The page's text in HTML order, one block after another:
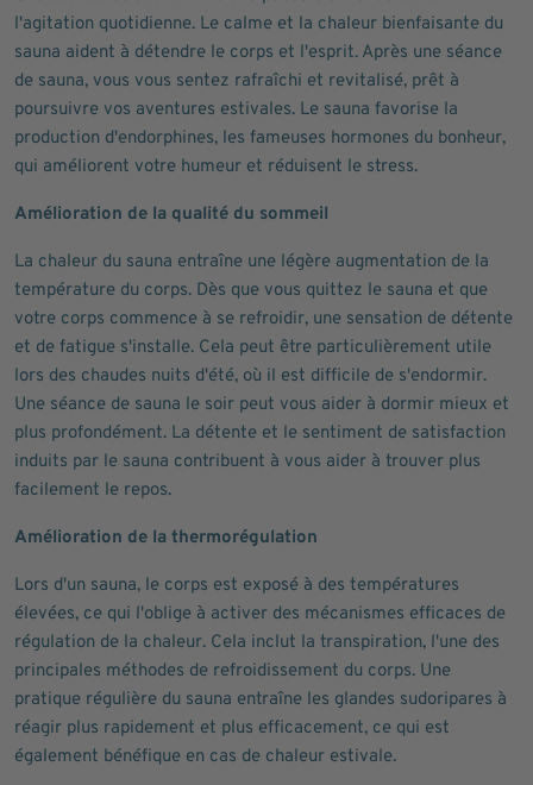
l'agitation quotidienne. Le calme et la chaleur bienfaisante du
sauna aident à détendre le corps et l'esprit. Après une séance
de sauna, vous vous sentez rafraîchi et revitalisé, prêt à
poursuivre vos aventures estivales. Le sauna favorise la
production d'endorphines, les fameuses hormones du bonheur,
qui améliorent votre humeur et réduisent le stress.
Amélioration de la qualité du sommeil
La chaleur du sauna entraîne une légère augmentation de la
température du corps. Dès que vous quittez le sauna et que
votre corps commence à se refroidir, une sensation de détente
et de fatigue s'installe. Cela peut être particulièrement utile
lors des chaudes nuits d'été, où il est difficile de s'endormir.
Une séance de sauna le soir peut vous aider à dormir mieux et
plus profondément. La détente et le sentiment de satisfaction
induits par le sauna contribuent à vous aider à trouver plus
facilement le repos.
Amélioration de la thermorégulation
Lors d'un sauna, le corps est exposé à des températures
élevées, ce qui l'oblige à activer des mécanismes efficaces de
régulation de la chaleur. Cela inclut la transpiration, l'une des
principales méthodes de refroidissement du corps. Une
pratique régulière du sauna entraîne les glandes sudoripares à
réagir plus rapidement et plus efficacement, ce qui est
également bénéfique en cas de chaleur estivale.